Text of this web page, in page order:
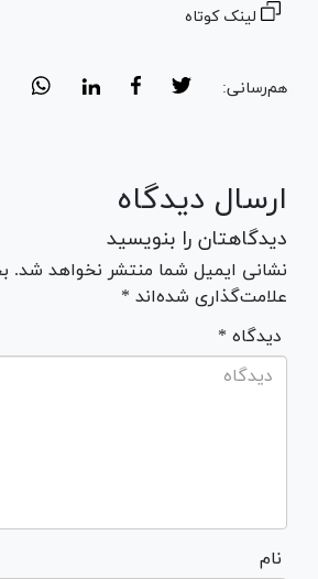
لینک کوتاه
هم‌رسانی:
ارسال دیدگاه
دیدگاهتان را بنویسید
نشانی ایمیل شما منتشر نخواهد شد.
علامت‌گذاری شده‌اند *
* دیدگاه
نام